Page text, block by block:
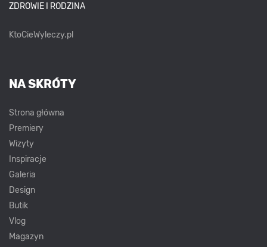
ZDROWIE I RODZINA
KtoCieWyleczy.pl
NA SKRÓTY
Strona główna
Premiery
Wizyty
Inspiracje
Galeria
Design
Butik
Vlog
Magazyn